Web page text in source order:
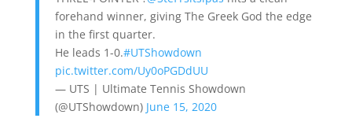
forehand winner, giving The Greek God the edge
in the first quarter.
He leads 1-0.#UTShowdown
pic.twitter.com/Uy0oPGDdUU
— UTS | Ultimate Tennis Showdown
(@UTShowdown) June 15, 2020